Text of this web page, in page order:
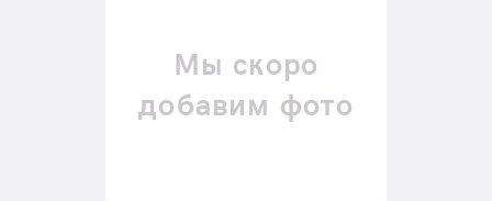
Мы скоро
добавим фото